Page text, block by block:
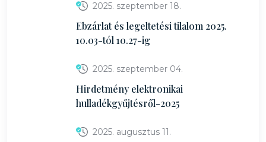
2025. szeptember 18.
Ebzárlat és legeltetési tilalom 2025.
10.03-tól 10.27-ig
2025. szeptember 04.
Hirdetmény elektronikai
hulladékgyűjtésről-2025
2025. augusztus 11.